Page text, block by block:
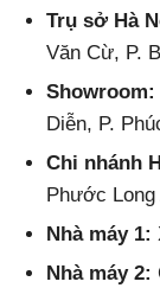
Trụ sở Hà
Văn Cừ, P.
Showroom:
Diễn, P.
Chi nhánh
Phước
Nhà máy 1:
Nhà máy 2: